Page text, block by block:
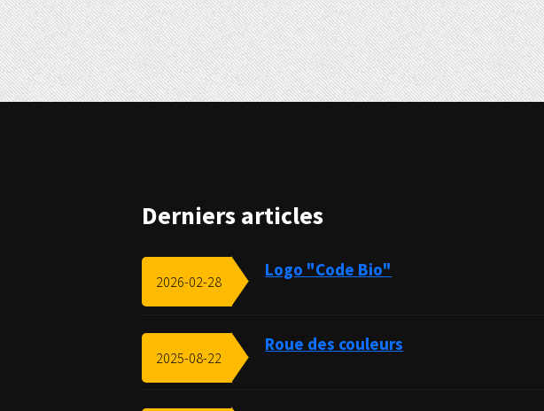
Derniers articles
2026-02-28
Logo "Code Bio"
2025-08-22
Roue des couleurs